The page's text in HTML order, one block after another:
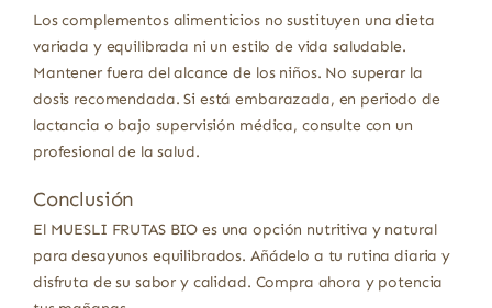
Los complementos alimenticios no sustituyen una dieta
variada y equilibrada ni un estilo de vida saludable.
Mantener fuera del alcance de los niños. No superar la
dosis recomendada. Si está embarazada, en periodo de
lactancia o bajo supervisión médica, consulte con un
profesional de la salud.
Conclusión
El MUESLI FRUTAS BIO es una opción nutritiva y natural
para desayunos equilibrados. Añádelo a tu rutina diaria y
disfruta de su sabor y calidad. Compra ahora y potencia